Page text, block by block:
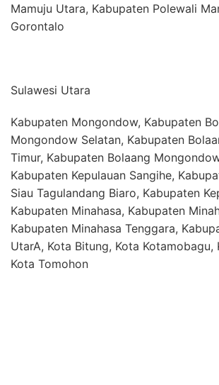
Mamuju Utara, Kabupaten Polewali
Gorontalo
Sulawesi Utara
Kabupaten Mongondow, Kabupaten
Mongondow Selatan, Kabupaten
Timur, Kabupaten Bolaang
Kabupaten Kepulauan Sangihe,
Siau Tagulandang Biaro, Kabupaten
Kabupaten Minahasa, Kabupaten
Kabupaten Minahasa Tenggara,
UtarA, Kota Bitung, Kota Kotamobagu,
Kota Tomohon